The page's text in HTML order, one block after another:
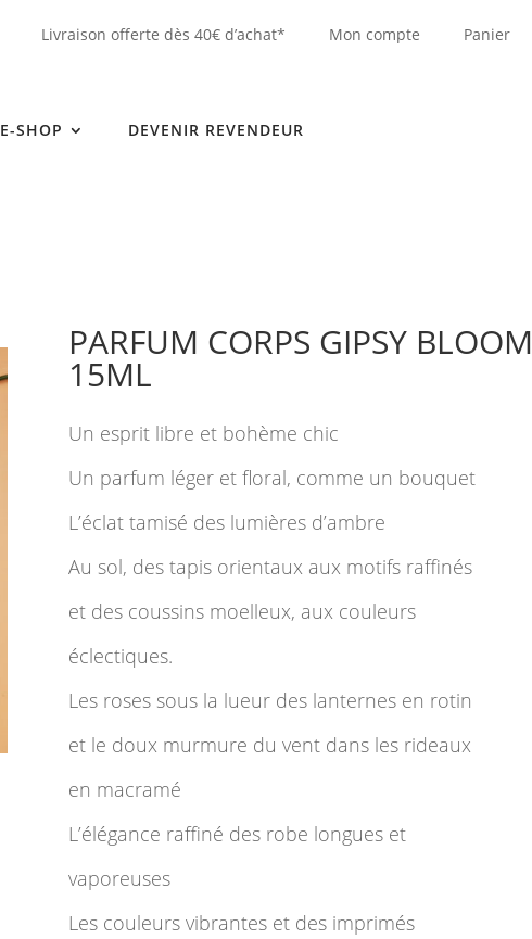
Livraison offerte dès 40€ d’achat* Mon compte Panier
E-SHOP
DEVENIR REVENDEUR
PARFUM CORPS GIPSY BLOOM
15ML
Un esprit libre et bohème chic
Un parfum léger et floral, comme un bouquet
L’éclat tamisé des lumières d’ambre
Au sol, des tapis orientaux aux motifs raffinés
et des coussins moelleux, aux couleurs
éclectiques.
Les roses sous la lueur des lanternes en rotin
et le doux murmure du vent dans les rideaux
en macramé
L’élégance raffiné des robe longues et
vaporeuses
Les couleurs vibrantes et des imprimés